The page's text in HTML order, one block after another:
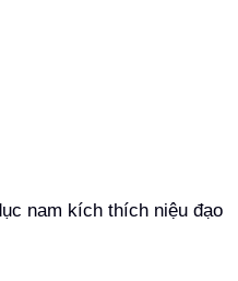
nam kích thích niệu đạo